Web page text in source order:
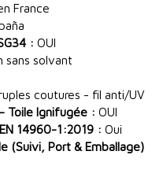
France
: OUI
sans solvant
coutures - fil anti/UV
Toile Ignifugée : OUI
14960-1:2019 : Oui
(Suivi, Port & Emballage)